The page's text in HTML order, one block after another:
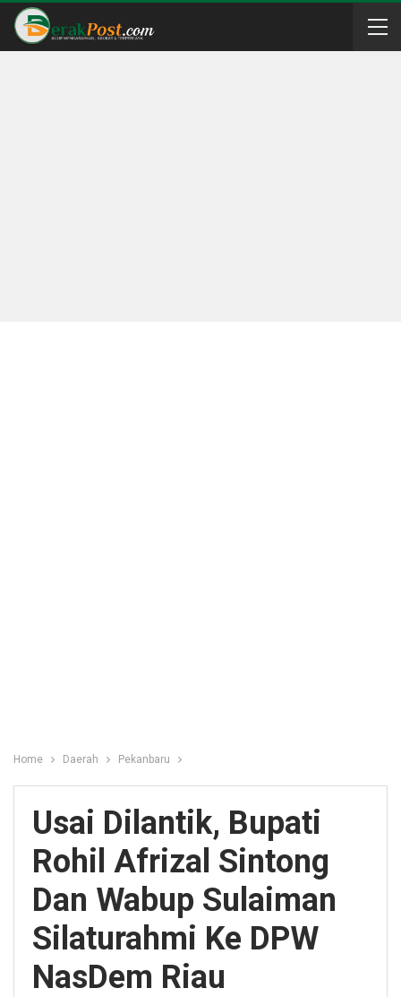
Home Daerah Pekanbaru
Usai Dilantik, Bupati
Rohil Afrizal Sintong
Dan Wabup Sulaiman
Silaturahmi Ke DPW
NasDem Riau